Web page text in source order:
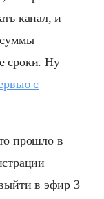
канал, и
суммы
сроки. Ну
с
прошло в
в эфир 3